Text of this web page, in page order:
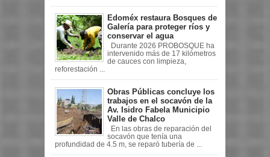
Edoméx restaura Bosques de
Galería para proteger ríos y
conservar el agua
Durante 2026 PROBOSQUE ha
intervenido más de 17 kilómetros
de cauces con limpieza,
reforestación ...
Obras Públicas concluye los
trabajos en el socavón de la
Av. Isidro Fabela Municipio
Valle de Chalco
En las obras de reparación del
socavón que tenía una
profundidad de 4.5 m, se reparó tubería de ...